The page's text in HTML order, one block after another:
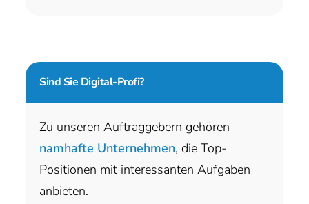
Sind Sie Digital-Profi?
Zu unseren Auftraggebern gehören
namhafte Unternehmen, die Top-
Positionen mit interessanten Aufgaben
anbieten.